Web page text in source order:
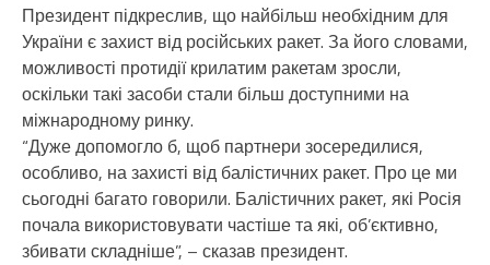
Президент підкреслив, що найбільш необхідним для
України є захист від російських ракет. За його словами,
можливості протидії крилатим ракетам зросли,
оскільки такі засоби стали більш доступними на
міжнародному ринку.
“Дуже допомогло б, щоб партнери зосередилися,
особливо, на захисті від балістичних ракет. Про це ми
сьогодні багато говорили. Балістичних ракет, які Росія
почала використовувати частіше та які, об’єктивно,
збивати складніше”, – сказав президент.